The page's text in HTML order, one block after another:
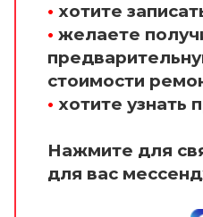
• хотите
• желаете
стоимости
• хотите узнать
Нажмите для
для вас